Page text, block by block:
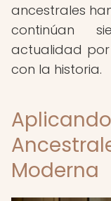
ancestrales
continúan
actualidad por
con la historia.
Moderna